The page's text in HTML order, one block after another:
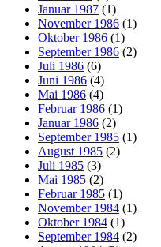
Januar 1987 (1)
November 1986 (1)
Oktober 1986 (1)
September 1986 (2)
Juli 1986 (6)
Juni 1986 (4)
Mai 1986 (4)
Februar 1986 (1)
Januar 1986 (2)
September 1985 (1)
August 1985 (2)
Juli 1985 (3)
Mai 1985 (2)
Februar 1985 (1)
November 1984 (1)
Oktober 1984 (1)
September 1984 (2)